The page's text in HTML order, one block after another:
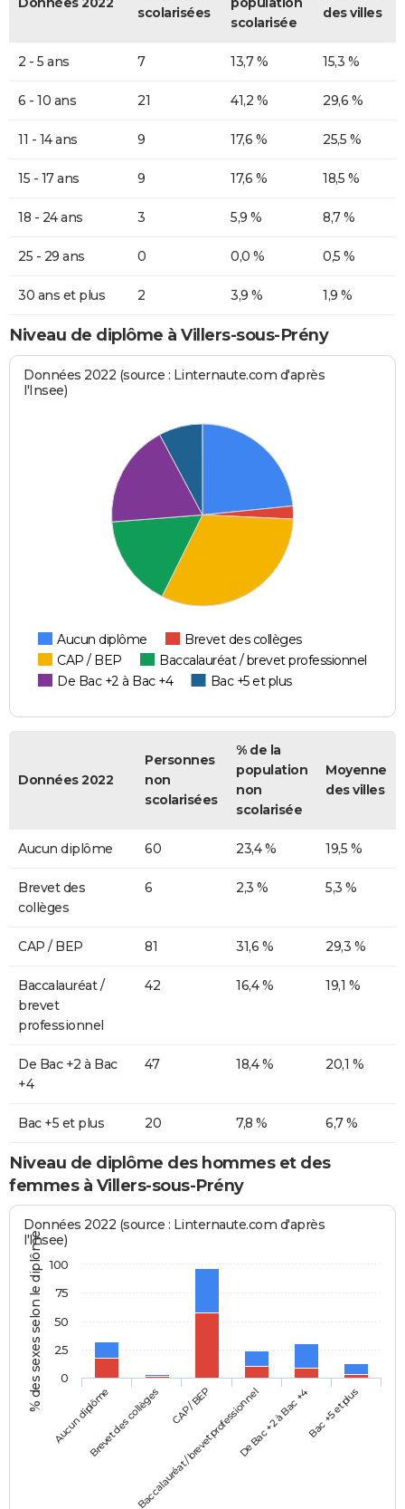
scolarisées
scolarisée
des villes
2 - 5 ans 7 13,7 % 15,3 %
6 - 10 ans 21 41,2 % 29,6 %
11 - 14 ans 9 17,6 % 25,5 %
15 - 17 ans 9 17,6 % 18,5 %
18 - 24 ans 3 5,9 % 8,7 %
25 - 29 ans 0 0,0 % 0,5 %
30 ans et plus 2 3,9 % 1,9 %
Niveau de diplôme à Villers-sous-Prény
Données 2022 (source : Linternaute.com d'après
l'Insee)
Aucun diplôme
Brevet des collèges
CAP / BEP
Baccalauréat / brevet professionnel
De Bac +2 à Bac +4
Bac +5 et plus
Données 2022
Personnes
non
scolarisées
% de la
population
non
scolarisée
Moyenne
des villes
Aucun diplôme 60 23,4 % 19,5 %
Brevet des
collèges
6 2,3 % 5,3 %
CAP / BEP 81 31,6 % 29,3 %
Baccalauréat /
brevet
professionnel
42 16,4 % 19,1 %
De Bac +2 à Bac
+4
47 18,4 % 20,1 %
Bac +5 et plus 20 7,8 % 6,7 %
Niveau de diplôme des hommes et des
femmes à Villers-sous-Prény
% des sexes selon le diplôme
Données 2022 (source : Linternaute.com d'après
l'Insee)
Aucun diplômeBrevet des collèges CAP / BEP
Baccalauréat / brevet professionnelDe Bac +2 à Bac +4Bac +5 et plus
0
25
50
75
100